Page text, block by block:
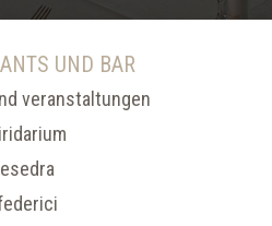
UND BAR
veranstaltungen
esedra